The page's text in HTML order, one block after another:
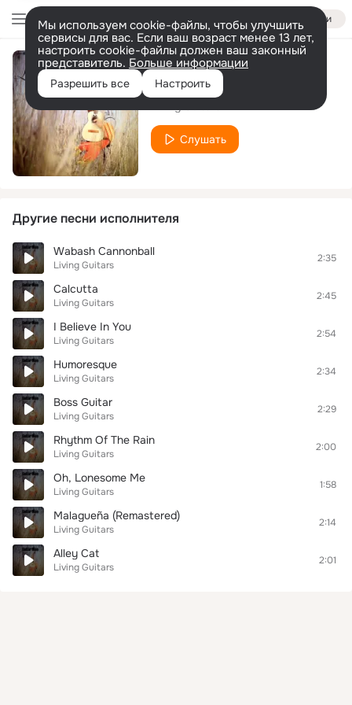
Войти
Мы используем cookie-файлы, чтобы улучшить
сервисы для вас. Если ваш возраст менее 13 лет,
настроить cookie-файлы должен ваш законный
представитель. Больше информации
Разрешить все Настроить
Big Guitar
Слушать
Другие песни исполнителя
Wabash Cannonball
Living Guitars
2:35
Calcutta
Living Guitars
2:45
I Believe In You
Living Guitars
2:54
Humoresque
Living Guitars
2:34
Boss Guitar
Living Guitars
2:29
Rhythm Of The Rain
Living Guitars
2:00
Oh, Lonesome Me
Living Guitars
1:58
Malagueña (Remastered)
Living Guitars
2:14
Alley Cat
Living Guitars
2:01